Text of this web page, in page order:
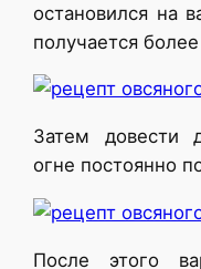
остановился на
получается
Затем довести
огне постоянно
После этого